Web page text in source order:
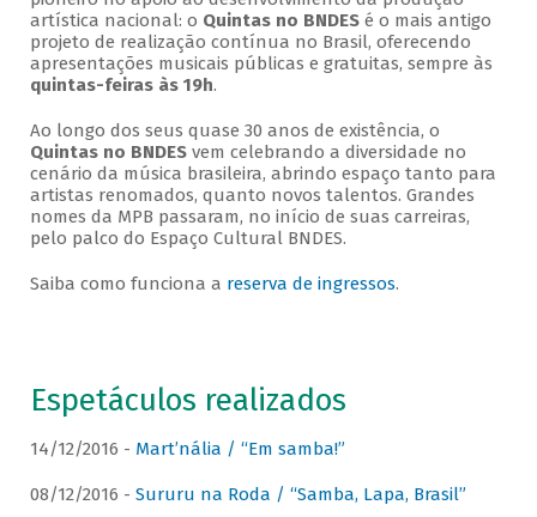
artística nacional: o Quintas no BNDESé o mais antigo
projeto de realização contínua no Brasil, oferecendo
apresentações musicais públicas e gratuitas, sempre às
quintas-feiras às 19h.
Ao longo dos seus quase 30 anos de existência, o
Quintas no BNDESvem celebrando a diversidade no
cenário da música brasileira, abrindo espaço tanto para
artistas renomados, quanto novos talentos. Grandes
nomes da MPB passaram, no início de suas carreiras,
pelo palco do Espaço Cultural BNDES.
Saiba como funciona a reserva de ingressos.
Espetáculos realizados
14/12/2016 - Mart’nália / “Em samba!”
08/12/2016 - Sururu na Roda / “Samba, Lapa, Brasil”